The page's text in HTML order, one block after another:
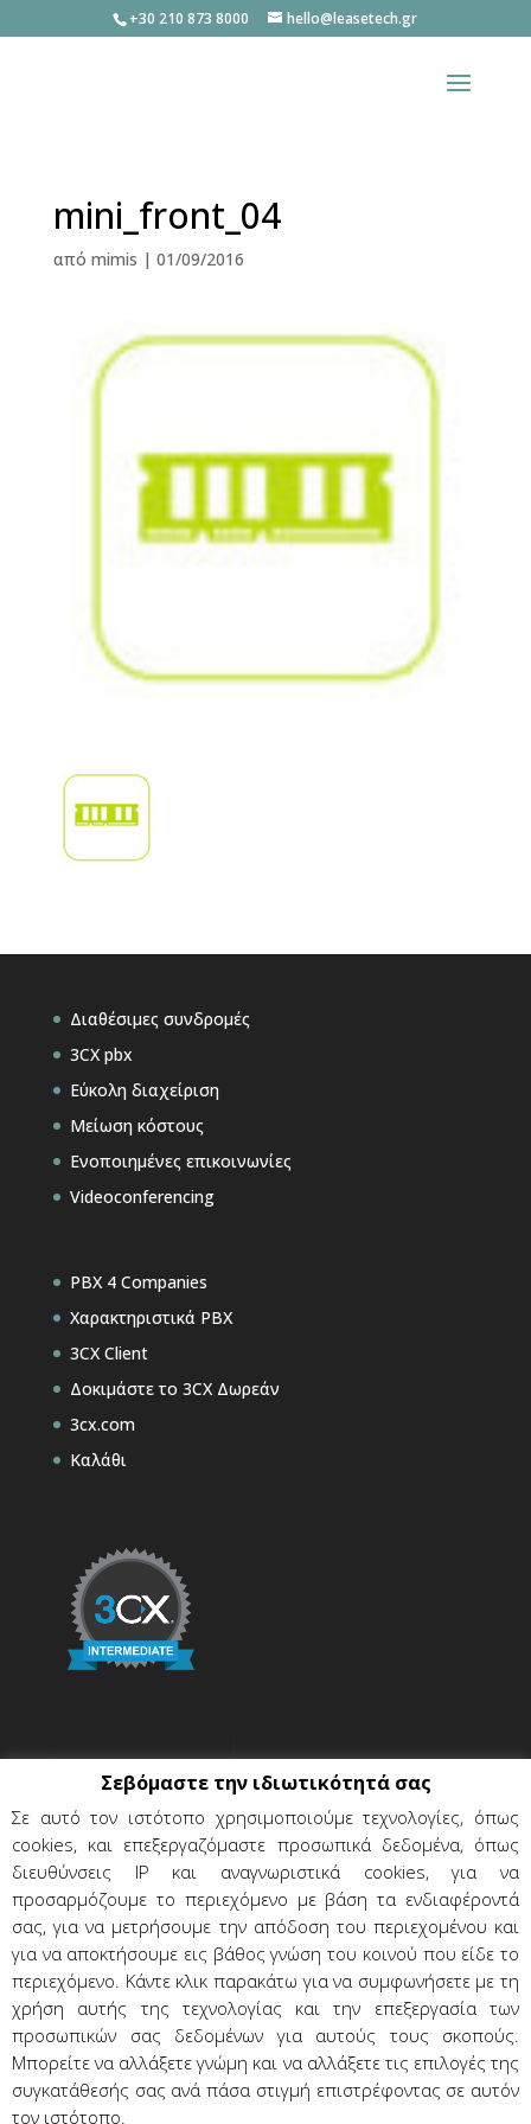
+30 210 873 8000 hello@leasetech.gr
mini_front_04
από mimis | 01/09/2016
Διαθέσιμες συνδρομές
3CX pbx
Εύκολη διαχείριση
Μείωση κόστους
Ενοποιημένες επικοινωνίες
Videoconferencing
PBX 4 Companies
Χαρακτηριστικά PBX
3CX Client
Δοκιμάστε το 3CX Δωρεάν
3cx.com
Καλάθι
Όροι χρήσης & προϋποθέσεις
Προσωπικά δεδομένα
Επικοινωνία
Σεβόμαστε την ιδιωτικότητά σας
Σε αυτό τον ιστότοπο χρησιμοποιούμε τεχνολογίες, όπως
cookies, και επεξεργαζόμαστε προσωπικά δεδομένα, όπως
διευθύνσεις IP και αναγνωριστικά cookies, για να
προσαρμόζουμε το περιεχόμενο με βάση τα ενδιαφέροντά
σας, για να μετρήσουμε την απόδοση του περιεχομένου και
για να αποκτήσουμε εις βάθος γνώση του κοινού που είδε το
περιεχόμενο. Κάντε κλικ παρακάτω για να συμφωνήσετε με τη
χρήση αυτής της τεχνολογίας και την επεξεργασία των
προσωπικών σας δεδομένων για αυτούς τους σκοπούς.
Μπορείτε να αλλάξετε γνώμη και να αλλάξετε τις επιλογές της
συγκατάθεσής σας ανά πάσα στιγμή επιστρέφοντας σε αυτόν
τον ιστότοπο.